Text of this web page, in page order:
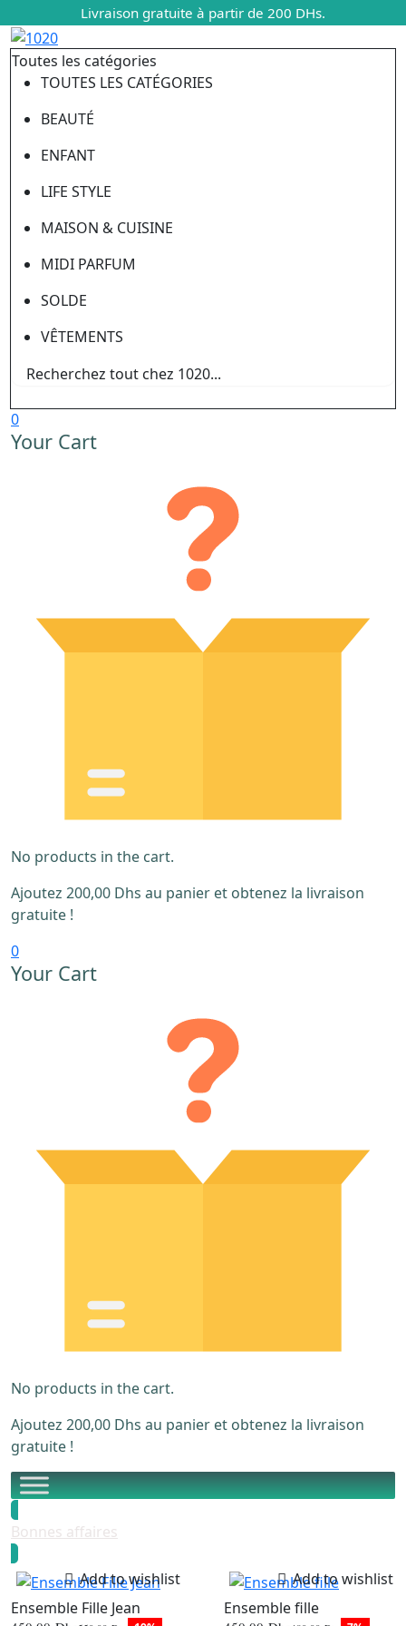
Livraison gratuite à partir de 200 DHs.
Toutes les catégories
TOUTES LES CATÉGORIES
BEAUTÉ
ENFANT
LIFE STYLE
MAISON & CUISINE
MIDI PARFUM
SOLDE
VÊTEMENTS
0
Your Cart
No products in the cart.
Ajoutez 200,00 Dhs au panier et obtenez la livraison
gratuite !
0
Your Cart
No products in the cart.
Ajoutez 200,00 Dhs au panier et obtenez la livraison
gratuite !
Bonnes affaires
Add to wishlist
Ensemble Fille Jean
Add to wishlist
Ensemble fille